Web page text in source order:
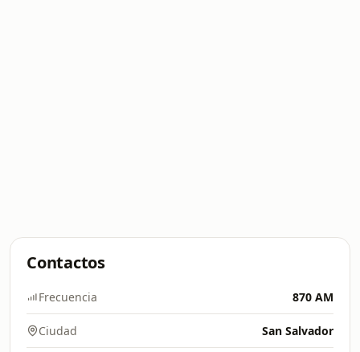
Contactos
Frecuencia 870 AM
Ciudad San Salvador